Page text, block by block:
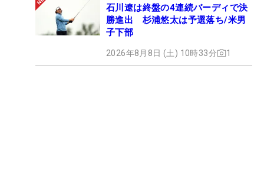
石川遼は終盤の4連続バーディで決
勝進出 杉浦悠太は予選落ち/米男
子下部
2026年8月8日 (土) 10時33分 1